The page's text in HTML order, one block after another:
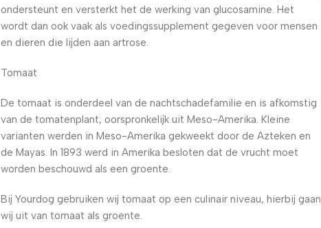
ondersteunt en versterkt het de werking van glucosamine. Het
wordt dan ook vaak als voedingssupplement gegeven voor mensen
en dieren die lijden aan artrose.
Tomaat
De tomaat is onderdeel van de nachtschadefamilie en is afkomstig
van de tomatenplant, oorspronkelijk uit Meso-Amerika. Kleine
varianten werden in Meso-Amerika gekweekt door de Azteken en
de Mayas. In 1893 werd in Amerika besloten dat de vrucht moet
worden beschouwd als een groente.
Bij Yourdog gebruiken wij tomaat op een culinair niveau, hierbij gaan
wij uit van tomaat als groente.